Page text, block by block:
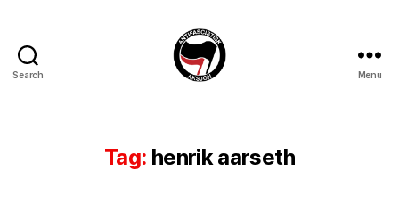
Search Menu
Tag: henrik aarseth